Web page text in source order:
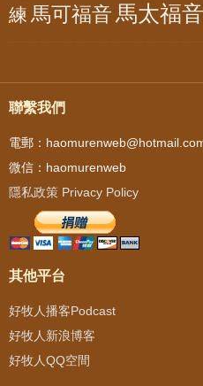
練 馬可福音 馬太福音
聯繫我們
電郵：
微信：haomurenweb
隱私政策 Privacy Policy
其他平台
好牧人播客Podcast
好牧人新浪博客
好牧人QQ空間